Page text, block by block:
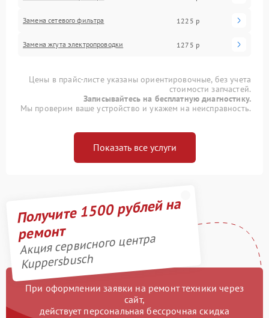
Замена сетевого фильтра 1225 р
Замена жгута электропроводки 1275 р
Цены в прайс-листе указаны ориентировочные, без учета
стоимости запчастей.
Записывайтесь на бесплатную диагностику.
Мы проверим ваше устройство и укажем на неисправность.
Показать все услуги
Получите 1500 рублей на
ремонт
Акция сервисного центра
Kuppersbusch
При оформлении заявки на ремонт техники через
сайт,
действует персональная бессрочная скидка